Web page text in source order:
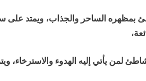
بمظهره الساحر والجذاب، ويمتد على
لمن يأتي إليه الهدوء والاسترخاء،